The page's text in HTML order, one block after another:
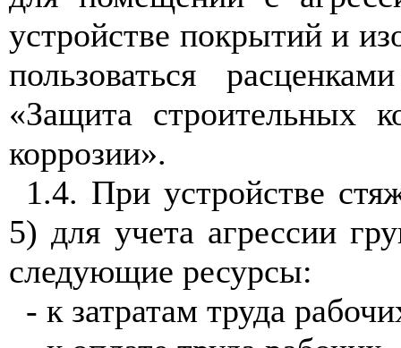
устройстве покрытий и
пользоваться
«Защита строительных
коррозии».
1.4. При устройстве
5) для учета агрессии
следующие ресурсы:
- к затратам труда